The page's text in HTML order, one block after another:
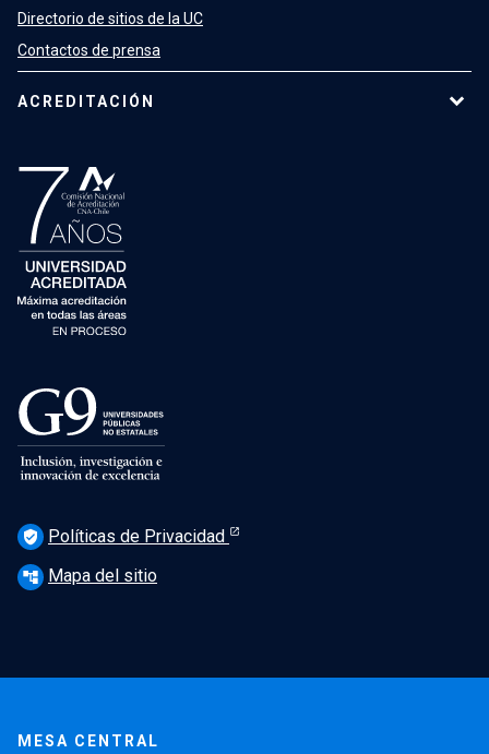
Directorio de sitios de la UC
Contactos de prensa
ACREDITACIÓN
verified_user Políticas de Privacidad
account_tree Mapa del sitio
MESA CENTRAL